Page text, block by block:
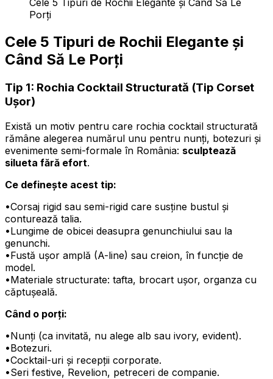
Cele 5 Tipuri de Rochii Elegante și Când Să Le
Porți
Cele 5 Tipuri de Rochii Elegante și
Când Să Le Porți
Tip 1: Rochia Cocktail Structurată (Tip Corset
Ușor)
Există un motiv pentru care rochia cocktail structurată
rămâne alegerea numărul unu pentru nunți, botezuri și
evenimente semi-formale în România: sculptează
silueta fără efort.
Ce definește acest tip:
•Corsaj rigid sau semi-rigid care susține bustul și
conturează talia.
•Lungime de obicei deasupra genunchiului sau la
genunchi.
•Fustă ușor amplă (A-line) sau creion, în funcție de
model.
•Materiale structurate: tafta, brocart ușor, organza cu
căptușeală.
Când o porți:
•Nunți (ca invitată, nu alege alb sau ivory, evident).
•Botezuri.
•Cocktail-uri și recepții corporate.
•Seri festive, Revelion, petreceri de companie.